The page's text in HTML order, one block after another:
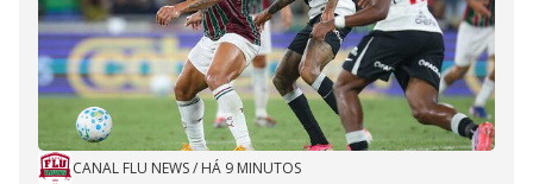
CANAL FLU NEWS/ HÁ 9 MINUTOS